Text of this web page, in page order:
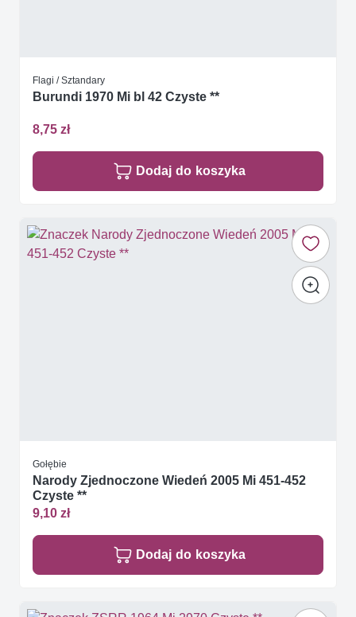
Flagi / Sztandary
Burundi 1970 Mi bl 42 Czyste **
8,75 zł
Dodaj do koszyka
Gołębie
Narody Zjednoczone Wiedeń 2005 Mi 451-452
Czyste **
9,10 zł
Dodaj do koszyka